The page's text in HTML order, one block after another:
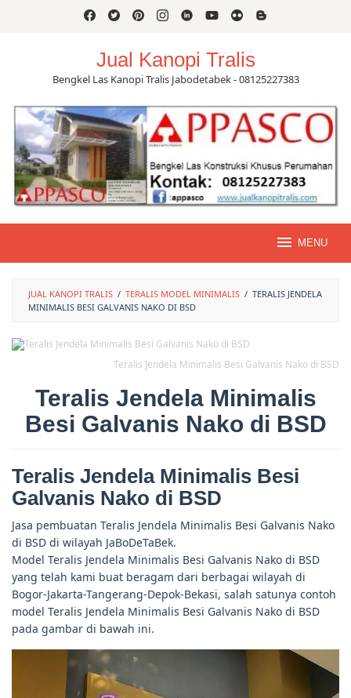
Jual Kanopi Tralis
Bengkel Las Kanopi Tralis Jabodetabek - 08125227383
MENU
JUAL KANOPI TRALIS / TERALIS MODEL MINIMALIS / TERALIS JENDELA
MINIMALIS BESI GALVANIS NAKO DI BSD
Teralis Jendela Minimalis Besi Galvanis Nako di BSD
Teralis Jendela Minimalis
Besi Galvanis Nako di BSD
Teralis Jendela Minimalis Besi
Galvanis Nako di BSD
Jasa pembuatan Teralis Jendela Minimalis Besi Galvanis Nako
di BSD di wilayah JaBoDeTaBek.
Model Teralis Jendela Minimalis Besi Galvanis Nako di BSD
yang telah kami buat beragam dari berbagai wilayah di
Bogor-Jakarta-Tangerang-Depok-Bekasi, salah satunya contoh
model Teralis Jendela Minimalis Besi Galvanis Nako di BSD
pada gambar di bawah ini.